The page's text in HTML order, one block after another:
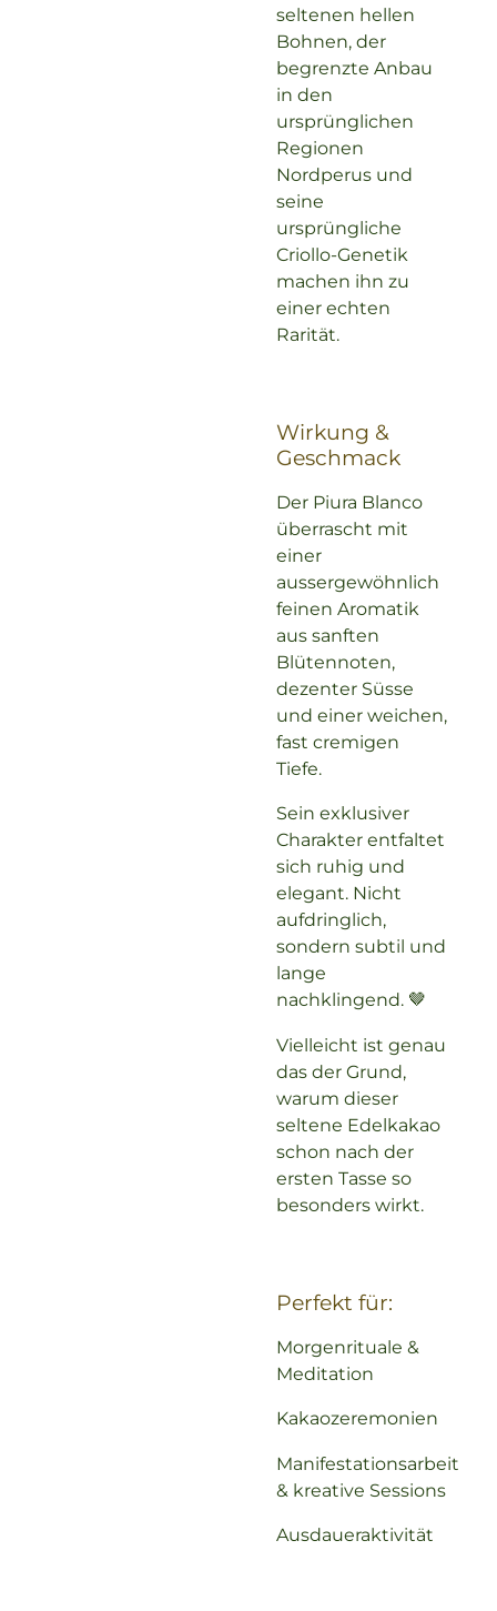
seltenen hellen
Bohnen, der
begrenzte Anbau
in den
ursprünglichen
Regionen
Nordperus und
seine
ursprüngliche
Criollo-Genetik
machen ihn zu
einer echten
Rarität.
Wirkung &
Geschmack
Der Piura Blanco
überrascht mit
einer
aussergewöhnlich
feinen Aromatik
aus sanften
Blütennoten,
dezenter Süsse
und einer weichen,
fast cremigen
Tiefe.
Sein exklusiver
Charakter entfaltet
sich ruhig und
elegant. Nicht
aufdringlich,
sondern subtil und
lange
nachklingend. 🤎
Vielleicht ist genau
das der Grund,
warum dieser
seltene Edelkakao
schon nach der
ersten Tasse so
besonders wirkt.
Perfekt für:
Morgenrituale &
Meditation
Kakaozeremonien
Manifestationsarbeit
& kreative Sessions
Ausdaueraktivität